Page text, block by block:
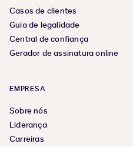
Casos de clientes
Guia de legalidade
Central de confiança
Gerador de assinatura online
EMPRESA
Sobre nós
Liderança
Carreiras